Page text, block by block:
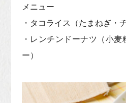
メニュー
・タコライス（たまねぎ・
・レンチンドーナツ（小
ー）